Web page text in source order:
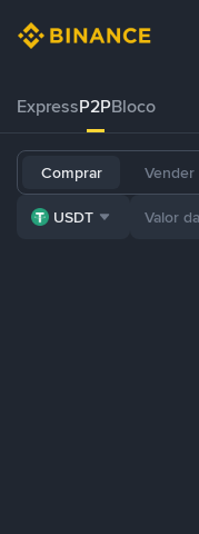
ExpressP2PBloco
Comprar Vender
USDT